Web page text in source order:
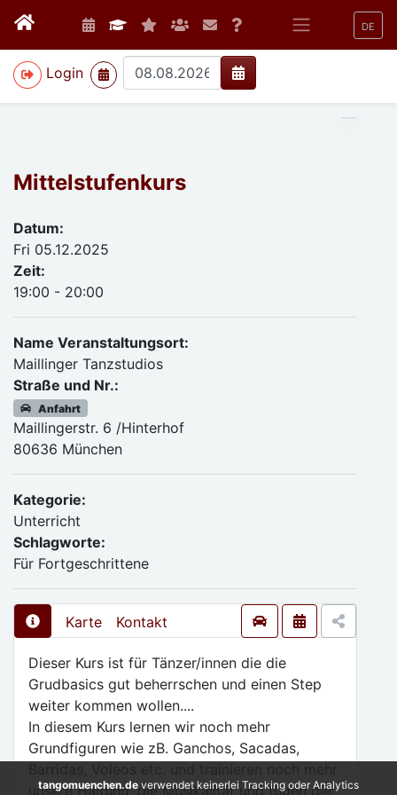
DE
Login
>
Mittelstufenkurs
Datum:
Fri 05.12.2025
Zeit:
19:00 - 20:00
Name Veranstaltungsort:
Maillinger Tanzstudios
Straße und Nr.:
Anfahrt
Maillingerstr. 6 /Hinterhof
80636 München
Kategorie:
Unterricht
Schlagworte:
Für Fortgeschrittene
Karte Kontakt
Dieser Kurs ist für Tänzer/innen die die
Grudbasics gut beherrschen und einen Step
weiter kommen wollen....
In diesem Kurs lernen wir noch mehr
Grundfiguren wie zB. Ganchos, Sacadas,
unsere Haltung, die Musikalität und fügen die
tangomuenchen.de verwendet keinerlei Tracking oder Analytics